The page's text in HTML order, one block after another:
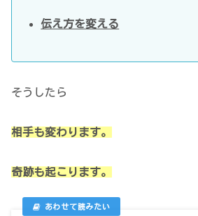
伝え方を変える
そうしたら
相手も変わります。
奇跡も起こります。